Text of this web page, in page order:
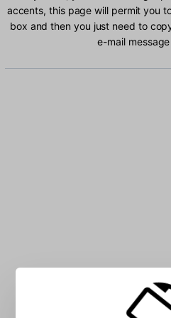
accents, this page will permit you
box and then you just need to
e-mail
Type Swedish